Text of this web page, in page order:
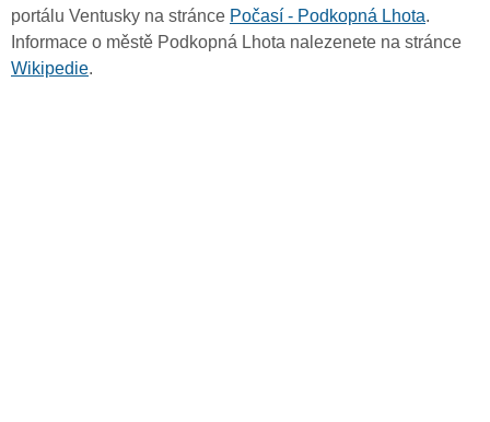
portálu Ventusky na stránce Počasí - Podkopná Lhota.
Informace o městě Podkopná Lhota nalezenete na stránce
Wikipedie.